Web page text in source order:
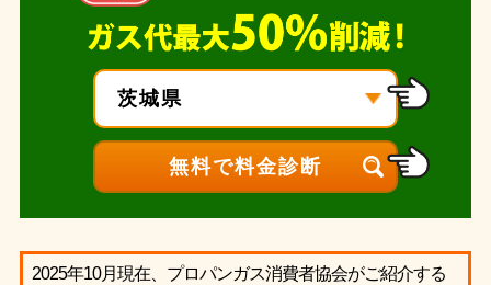
2025年10月現在、プロパンガス消費者協会がご紹介する